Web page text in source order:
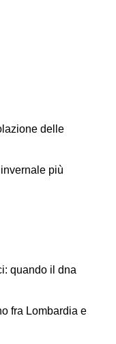
delle
più
quando il dna
fra Lombardia e